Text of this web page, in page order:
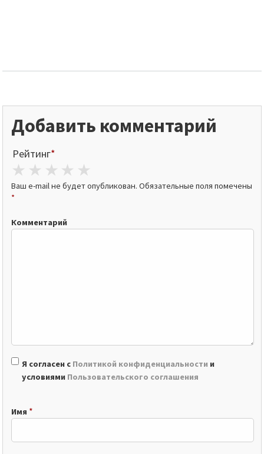
Добавить комментарий
Рейтинг*
4 stars
3 stars
2 stars
1 star
Ваш e-mail не будет опубликован. Обязательные поля помечены
*
Комментарий
Я согласен с Политикой конфиденциальности и
условиями Пользовательского соглашения
Имя *